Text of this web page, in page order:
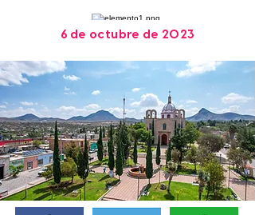
6 de octubre de 2023